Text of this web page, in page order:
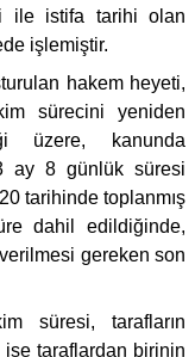
ile istifa tarihi olan
işlemiştir.
hakem heyeti,
sürecini yeniden
üzere, kanunda
ay 8 günlük süresi
tarihinde toplanmış
dahil edildiğinde,
gereken son
süresi, tarafların
ise taraflardan birinin